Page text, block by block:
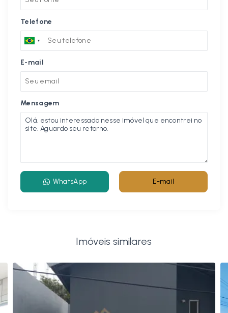
Telefone
E-mail
Mensagem
WhatsApp E-mail
Imóveis similares